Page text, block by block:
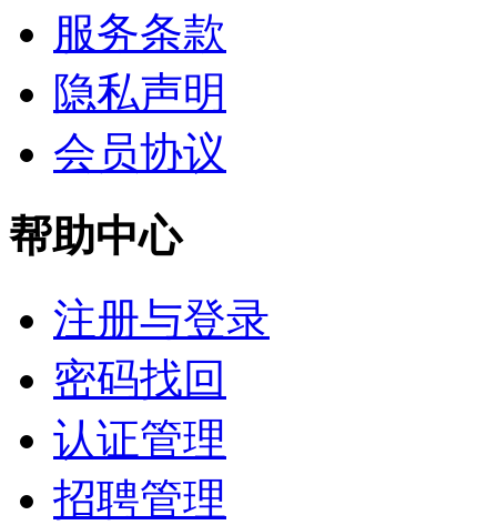
服务条款
隐私声明
会员协议
帮助中心
注册与登录
密码找回
认证管理
招聘管理